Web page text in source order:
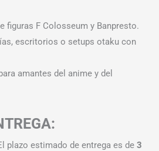
figuras F Colosseum y Banpresto.
escritorios o setups otaku con
amantes del anime y del
plazo estimado de entrega es de 3